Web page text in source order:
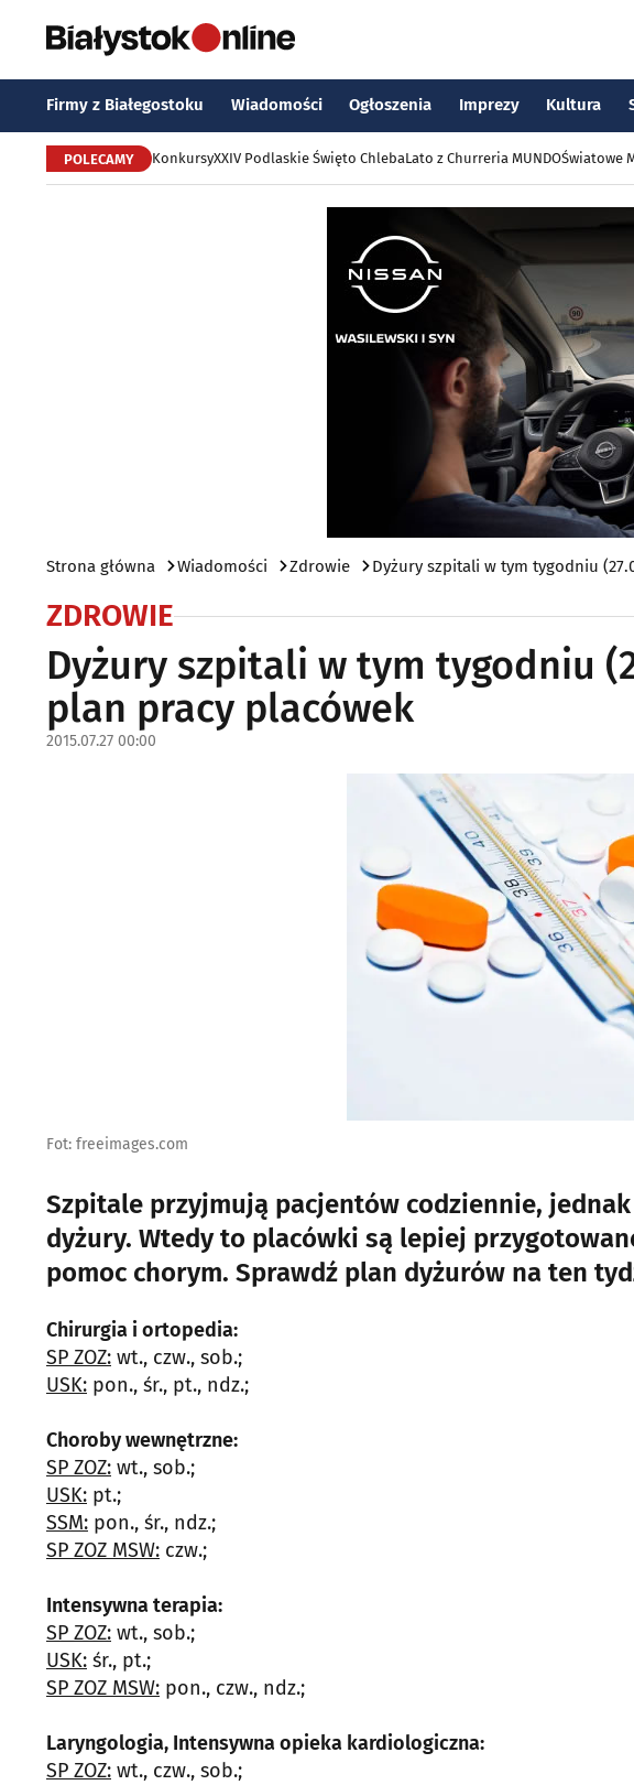
Firmy z Białegostoku Wiadomości Ogłoszenia Imprezy Kultura
POLECAMY KonkursyXXIV Podlaskie Święto ChlebaLato z Churreria MUNDOŚwiatowe
Strona główna Wiadomości Zdrowie Dyżury szpitali w tym tygodniu
ZDROWIE
Dyżury szpitali w tym tygodniu
plan pracy placówek
2015.07.27 00:00
Fot: freeimages.com
Szpitale przyjmują pacjentów codziennie,
dyżury. Wtedy to placówki są lepiej
pomoc chorym. Sprawdź plan dyżurów na ten
Chirurgia i ortopedia:
SP ZOZ: wt., czw., sob.;
USK: pon., śr., pt., ndz.;
Choroby wewnętrzne:
SP ZOZ: wt., sob.;
USK: pt.;
SSM: pon., śr., ndz.;
SP ZOZ MSW: czw.;
Intensywna terapia:
SP ZOZ: wt., sob.;
USK: śr., pt.;
SP ZOZ MSW: pon., czw., ndz.;
Laryngologia, Intensywna opieka kardiologiczna:
SP ZOZ: wt., czw., sob.;